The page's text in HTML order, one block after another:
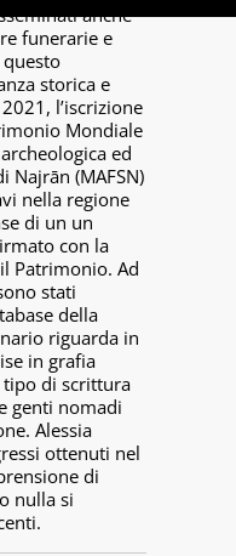
anche
funerarie e
questo
storica e
l’iscrizione
Mondiale
ed
Najrān (MAFSN)
nella regione
di un un
con la
Patrimonio. Ad
stati
della
riguarda in
in grafia
tipo di scrittura
genti nomadi
Alessia
ottenuti nel
di
nulla si